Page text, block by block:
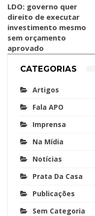
LDO: governo quer
direito de executar
investimento mesmo
sem orçamento
aprovado
CATEGORIAS
Artigos
Fala APO
Imprensa
Na Mídia
Notícias
Prata Da Casa
Publicações
Sem Categoria